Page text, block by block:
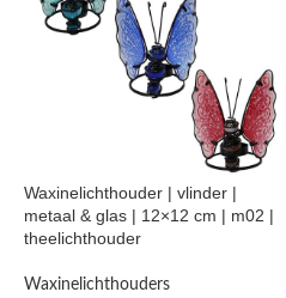
Waxinelichthouder | vlinder |
metaal & glas | 12×12 cm | m02 |
theelichthouder
Waxinelichthouders